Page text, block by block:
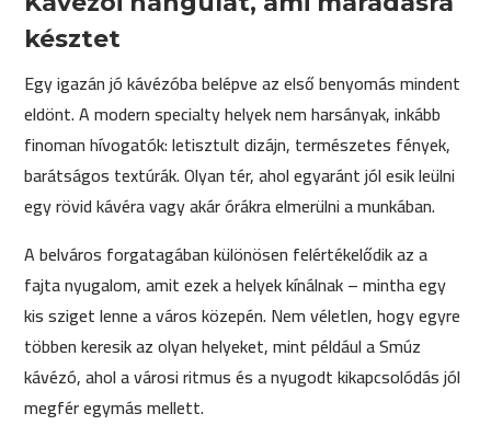
késztet
Egy igazán jó kávézóba belépve az első benyomás mindent
eldönt. A modern specialty helyek nem harsányak, inkább
finoman hívogatók: letisztult dizájn, természetes fények,
barátságos textúrák. Olyan tér, ahol egyaránt jól esik leülni
egy rövid kávéra vagy akár órákra elmerülni a munkában.
A belváros forgatagában különösen felértékelődik az a
fajta nyugalom, amit ezek a helyek kínálnak – mintha egy
kis sziget lenne a város közepén. Nem véletlen, hogy egyre
többen keresik az olyan helyeket, mint például a Smúz
kávézó, ahol a városi ritmus és a nyugodt kikapcsolódás jól
megfér egymás mellett.